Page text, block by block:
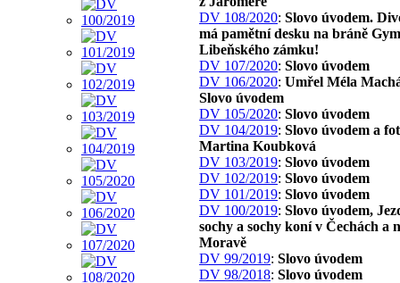
DV 108/2020: Slovo úvodem.
má pamětní desku na bráně
Libeňského zámku!
DV 107/2020: Slovo úvodem
DV 106/2020: Umřel Méla
Slovo úvodem
DV 105/2020: Slovo úvodem
DV 104/2019: Slovo úvodem a
Martina Koubková
DV 103/2019: Slovo úvodem
DV 102/2019: Slovo úvodem
DV 101/2019: Slovo úvodem
DV 100/2019: Slovo úvodem,
sochy a sochy koní v Čechách a
Moravě
DV 99/2019: Slovo úvodem
DV 98/2018: Slovo úvodem